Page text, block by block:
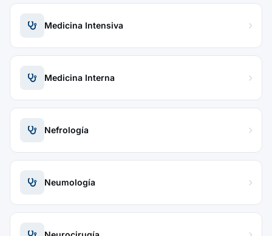
Medicina Intensiva
Medicina Interna
Nefrología
Neumología